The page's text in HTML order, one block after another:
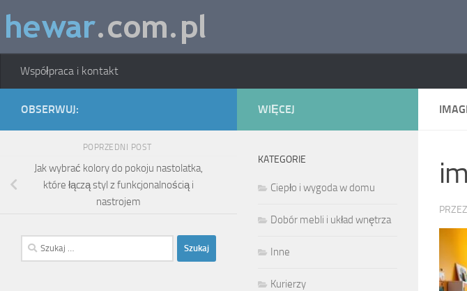
Skip to content
Współpraca i kontakt
PRZEZ
OBSERWUJ:
POPRZEDNI POST
Jak wybrać kolory do pokoju nastolatka,
które łączą styl z funkcjonalnością i
nastrojem
Szukaj:
WIĘCEJ
KATEGORIE
Ciepło i wygoda w domu
Dobór mebli i układ wnętrza
Inne
Kurierzy